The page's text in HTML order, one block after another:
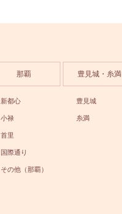
那覇
新都心
小禄
首里
国際通り
その他（那覇）
豊見城・糸満
豊見城
糸満